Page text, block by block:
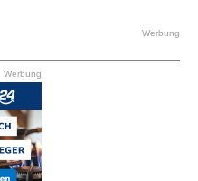
the
Werbung
Werbung